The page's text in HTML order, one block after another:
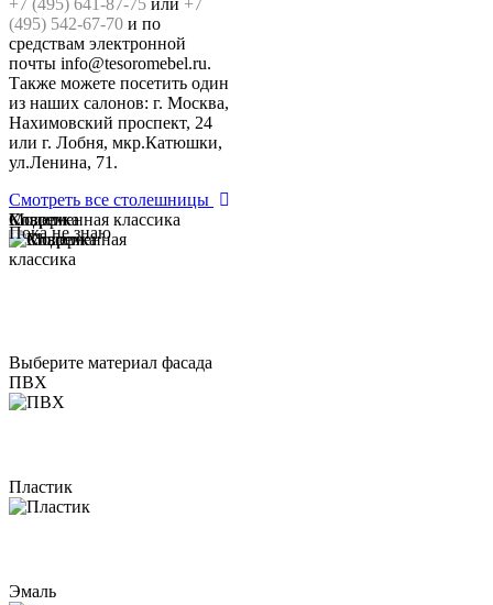
(495) 542-67-70 и по
средствам электронной
почты info@tesoromebel.ru.
Также можете посетить один
из наших салонов: г. Москва,
Нахимовский проспект, 24
или г. Лобня, мкр.Катюшки,
ул.Ленина, 71.
Смотреть все столешницы
Модерн
Классика
Современная классика
Пока не знаю
Выберите материал фасада
ПВХ
Пластик
Эмаль